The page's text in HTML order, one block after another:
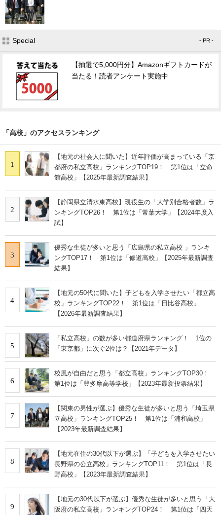
Special - PR -
【抽選で5,000円分】Amazonギフトカードが
当たる！読者アンケート実施中
「高校」のアクセスランキング
1
【地元の社会人に聞いた】近年評価が高まっている「京
都府の私立高校」ランキングTOP19！ 第1位は「立命
館高校」【2025年最新調査結果】
2
【静岡県立清水東高校】現役生の「大学別合格者数」ラ
ンキングTOP26！ 第1位は「常葉大学」【2024年度入
試】
3
優秀な生徒が多いと思う「広島県の私立高校 」ランキ
ングTOP17！ 第1位は「修道高校」【2025年最新調査
結果】
4
【地元の50代に聞いた】子どもを入学させたい「都立高
校」ランキングTOP22！ 第1位は「日比谷高校」
【2026年最新調査結果】
5
「私立高校」の数が多い都道府県ランキング！ 1位の
「東京都」に次ぐ2位は？【2021年データ】
6
校風が自由だと思う「都立高校」ランキングTOP30！
第1位は「豊多摩高等学校」【2023年最新投票結果】
7
【関東の男性が選ぶ】優秀な生徒が多いと思う「埼玉県
立高校」ランキングTOP25！ 第1位は「浦和高校」
【2023年最新調査結果】
8
【地元在住の30代以下が選ぶ】「子どもを入学させたい
長野県の公立高校」ランキングTOP11！ 第1位は「長
野高校」【2023年最新調査結果】
9
【地元の30代以下が選ぶ】優秀な生徒が多いと思う「大
阪府の私立高校」ランキングTOP24！ 第1位は「四天